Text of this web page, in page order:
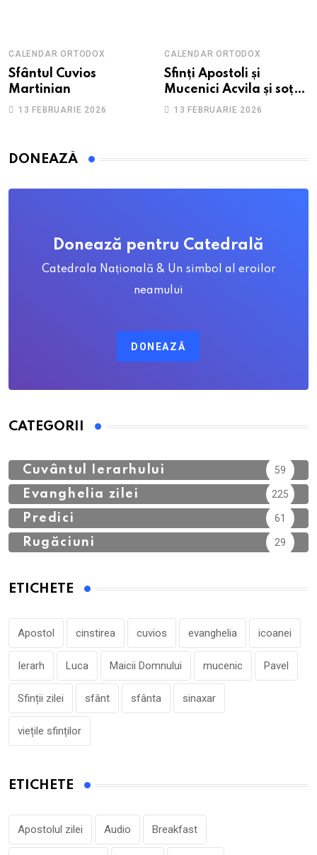
CALENDAR ORTODOX
Sfântul Cuvios
Martinian
13 FEBRUARIE 2026
CALENDAR ORTODOX
Sfinți Apostoli și
Mucenici Acvila și soția
sa, Priscila
13 FEBRUARIE 2026
DONEAZĂ
Donează pentru Catedrală
Catedrala Națională & Un simbol al eroilor
neamului
DONEAZĂ
CATEGORII
Cuvântul Ierarhului 59
Evanghelia zilei 225
Predici 61
Rugăciuni 29
ETICHETE
Apostol cinstirea cuvios evanghelia icoanei
Ierarh Luca Maicii Domnului mucenic Pavel
Sfinții zilei sfânt sfânta sinaxar
viețile sfinților
ETICHETE
Apostolul zilei Audio Breakfast